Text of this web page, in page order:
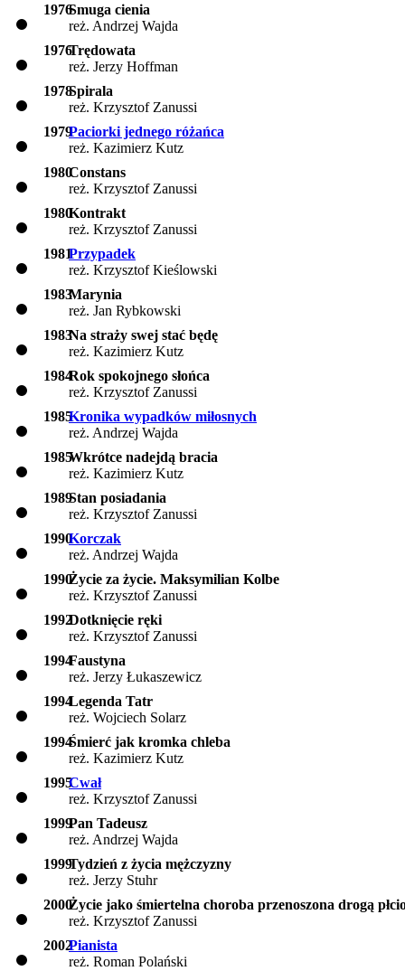
1976Smuga cienia
reż. Andrzej Wajda
1976Trędowata
reż. Jerzy Hoffman
1978Spirala
reż. Krzysztof Zanussi
1979Paciorki jednego różańca
reż. Kazimierz Kutz
1980Constans
reż. Krzysztof Zanussi
1980Kontrakt
reż. Krzysztof Zanussi
1981Przypadek
reż. Krzysztof Kieślowski
1983Marynia
reż. Jan Rybkowski
1983Na straży swej stać będę
reż. Kazimierz Kutz
1984Rok spokojnego słońca
reż. Krzysztof Zanussi
1985Kronika wypadków miłosnych
reż. Andrzej Wajda
1985Wkrótce nadejdą bracia
reż. Kazimierz Kutz
1989Stan posiadania
reż. Krzysztof Zanussi
1990Korczak
reż. Andrzej Wajda
1990Życie za życie. Maksymilian Kolbe
reż. Krzysztof Zanussi
1992Dotknięcie ręki
reż. Krzysztof Zanussi
1994Faustyna
reż. Jerzy Łukaszewicz
1994Legenda Tatr
reż. Wojciech Solarz
1994Śmierć jak kromka chleba
reż. Kazimierz Kutz
1995Cwał
reż. Krzysztof Zanussi
1999Pan Tadeusz
reż. Andrzej Wajda
1999Tydzień z życia mężczyzny
reż. Jerzy Stuhr
2000Życie jako śmiertelna choroba przenoszona drogą
reż. Krzysztof Zanussi
2002Pianista
reż. Roman Polański